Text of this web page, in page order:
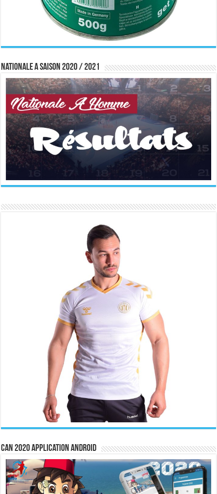
Nationale A saison 2020 / 2021
CAN 2020 Application Android